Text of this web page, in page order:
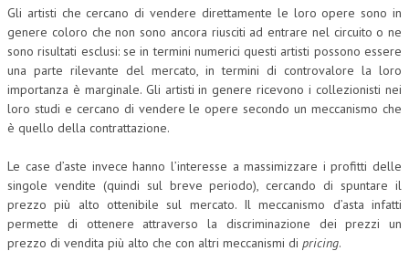
PENALE
NEWS
ARCHIVIO EVENTI (FINO AL 2022)
CORSI ENTI TERZI
PUBBLICAZIONI
BOLLETTINO FINANZIAMENTI
TELEGRAM
Gli artisti che cercano di vendere direttamente le loro opere sono in
genere coloro che non sono ancora riusciti ad entrare nel circuito o ne
sono risultati esclusi: se in termini numerici questi artisti possono essere
una parte rilevante del mercato, in termini di controvalore la loro
importanza è marginale. Gli artisti in genere ricevono i collezionisti nei
loro studi e cercano di vendere le opere secondo un meccanismo che
è quello della contrattazione.
Le case d’aste invece hanno l’interesse a massimizzare i profitti delle
singole vendite (quindi sul breve periodo), cercando di spuntare il
prezzo più alto ottenibile sul mercato. Il meccanismo d’asta infatti
permette di ottenere attraverso la discriminazione dei prezzi un
prezzo di vendita più alto che con altri meccanismi di pricing.